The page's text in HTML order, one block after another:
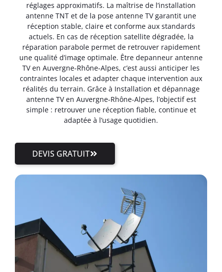
réglages approximatifs. La maîtrise de l’installation
antenne TNT et de la pose antenne TV garantit une
réception stable, claire et conforme aux standards
actuels. En cas de réception satellite dégradée, la
réparation parabole permet de retrouver rapidement
une qualité d’image optimale. Être depanneur antenne
TV en Auvergne-Rhône-Alpes, c’est aussi anticiper les
contraintes locales et adapter chaque intervention aux
réalités du terrain. Grâce à Installation et dépannage
antenne TV en Auvergne-Rhône-Alpes, l’objectif est
simple : retrouver une réception fiable, continue et
adaptée à l’usage quotidien.
DEVIS GRATUIT